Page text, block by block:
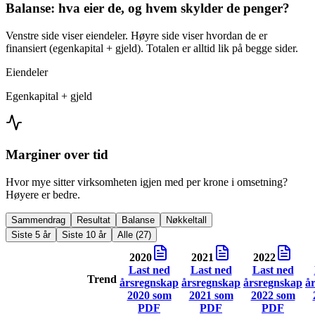
Balanse: hva eier de, og hvem skylder de penger?
Venstre side viser eiendeler. Høyre side viser hvordan de er
finansiert (egenkapital + gjeld). Totalen er alltid lik på begge sider.
Eiendeler
Egenkapital + gjeld
Marginer over tid
Hvor mye sitter virksomheten igjen med per krone i omsetning?
Høyere er bedre.
Sammendrag Resultat Balanse
Nøkkeltall
Siste 5 år
Siste 10 år Alle (27)
Trend
2020
Last ned
årsregnskap
2020som
PDF
2021
Last ned
årsregnskap
2021 som
PDF
2022
Last ned
årsregnskap
2022som
PDF